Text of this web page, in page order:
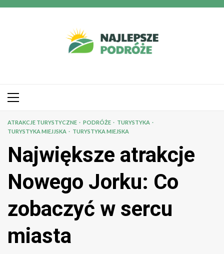
Przejdź
Menu
ATRAKCJE TURYSTYCZNE PODRÓŻE
TURYSTYKA
TURYSTYKA MIEJJSKA
TURYSTYKA MIEJSKA
Największe atrakcje
Nowego Jorku: Co
zobaczyć w sercu
miasta